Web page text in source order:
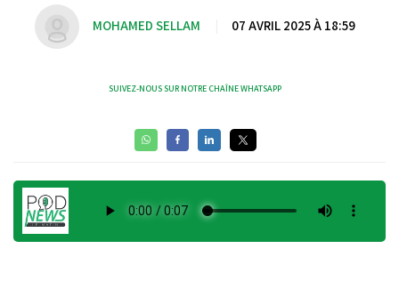
MOHAMED SELLAM 07 AVRIL 2025 À 18:59
SUIVEZ-NOUS SUR NOTRE CHAÎNE WHATSAPP